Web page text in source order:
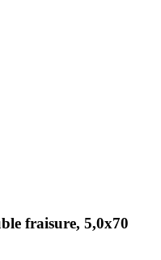
fraisure, 5,0x70